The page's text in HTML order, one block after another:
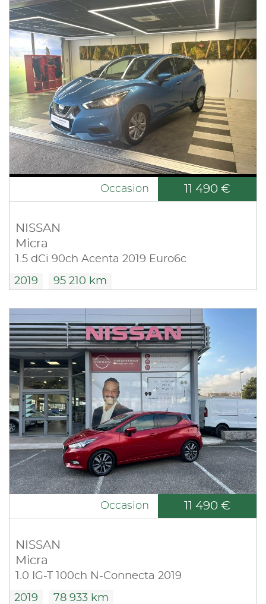
Occasion 11 490 €
NISSAN
Micra
1.5 dCi 90ch Acenta 2019 Euro6c
2019 95 210 km
Occasion 11 490 €
NISSAN
Micra
1.0 IG-T 100ch N-Connecta 2019
2019 78 933 km